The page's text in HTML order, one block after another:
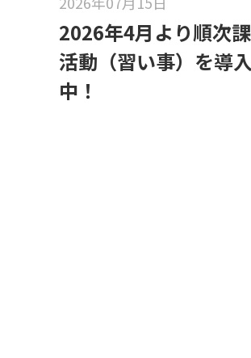
2026年4月より順次
活動（習い事）を導
中！